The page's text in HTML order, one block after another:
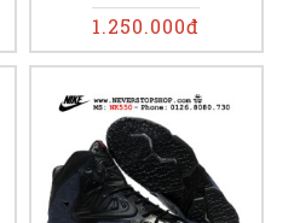
1.250.000đ